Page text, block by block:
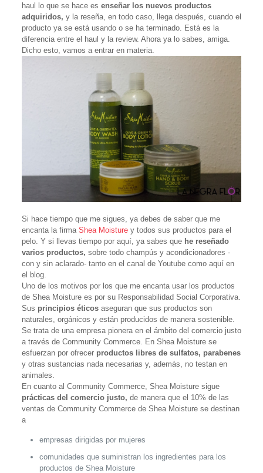
haul lo que se hace es enseñar los nuevos productos
adquiridos, y la reseña, en todo caso, llega después, cuando el
producto ya se está usando o se ha terminado. Está es la
diferencia entre el haul y la review. Ahora ya lo sabes, amiga.
Dicho esto, vamos a entrar en materia.
Si hace tiempo que me sigues, ya debes de saber que me
encanta la firma Shea Moisturey todos sus productos para el
pelo. Y si llevas tiempo por aquí, ya sabes que he reseñado
varios productos, sobre todo champús y acondicionadores -
con y sin aclarado- tanto en el canal de Youtube como aquí en
el blog.
Uno de los motivos por los que me encanta usar los productos
de Shea Moisture es por su Responsabilidad Social Corporativa.
Sus principios éticosaseguran que sus productos son
naturales, orgánicos y están producidos de manera sostenible.
Se trata de una empresa pionera en el ámbito del comercio justo
a través de Community Commerce. En Shea Moisture se
esfuerzan por ofrecer productos libres de sulfatos, parabenes
y otras sustancias nada necesarias y, además, no testan en
animales.
En cuanto al Community Commerce, Shea Moisture sigue
prácticas del comercio justo, de manera que el 10% de las
ventas de Community Commerce de Shea Moisture se destinan
a
empresas dirigidas por mujeres
comunidades que suministran los ingredientes para los
productos de Shea Moisture